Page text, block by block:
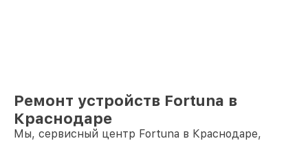
Ремонт устройств Fortuna в
Краснодаре
Мы, сервисный центр Fortuna в Краснодаре,